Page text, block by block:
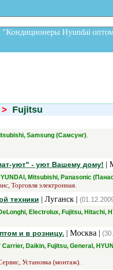
"Кондиционеры Hyundai
> Fujitsu
Samsung (Самсунг).
уют" - уют Вашему дому! |
Mitsubishi, Panasonic
Торговля электронная.
техники | Луганск |
Electrolux, Fujitsu, Hitachi,
и в розницу. | Москва |
Carrier, Daikin, Fujitsu, General,
Установка (монтаж).